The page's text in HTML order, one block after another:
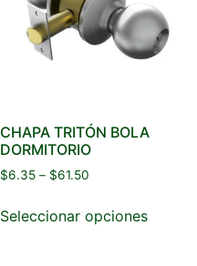
CHAPA TRITÓN BOLA
DORMITORIO
$6.35 – $61.50
Seleccionar opciones